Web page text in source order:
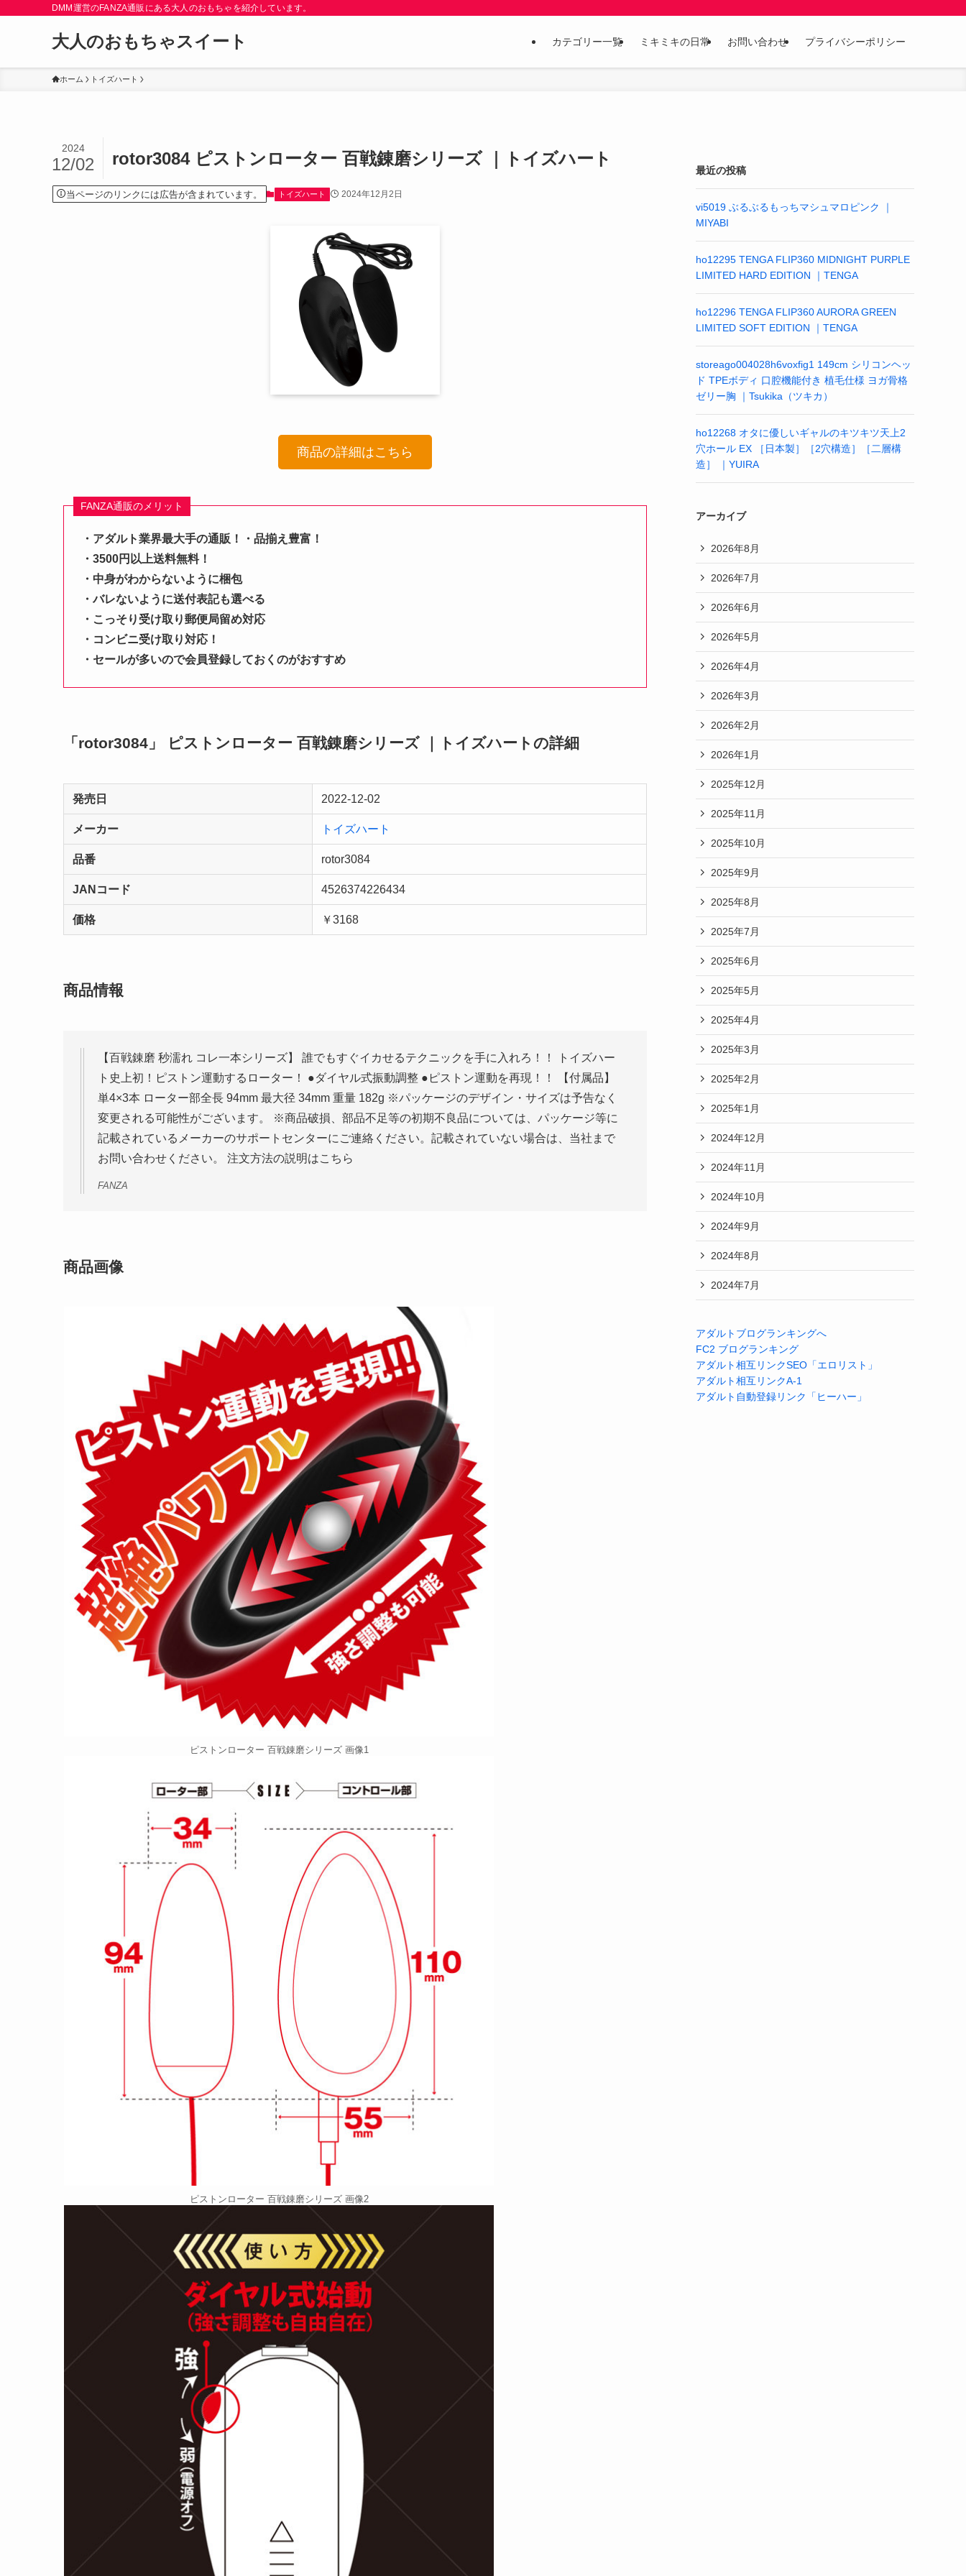
DMM運営のFANZA通販にある大人のおもちゃを紹介しています。
大人のおもちゃスイート カテゴリー一覧 ミキミキの日常 お問い合わせ プライバシーポリシー
ホーム トイズハート
rotor3084 ピストンローター 百戦錬磨シリーズ ｜トイズハート
2024
12/02
当ページのリンクには広告が含まれています。 トイズハート 2024年12月2日
商品の詳細はこちら
FANZA通販のメリット
・アダルト業界最大手の通販！・品揃え豊富！
・3500円以上送料無料！
・中身がわからないように梱包
・バレないように送付表記も選べる
・こっそり受け取り郵便局留め対応
・コンビニ受け取り対応！
・セールが多いので会員登録しておくのがおすすめ
「rotor3084」 ピストンローター 百戦錬磨シリーズ ｜トイズハートの詳細
発売日 2022-12-02
メーカー トイズハート
品番 rotor3084
JANコード 4526374226434
価格 ￥3168
商品情報
【百戦錬磨 秒濡れ コレ一本シリーズ】 誰でもすぐイカせるテクニックを手に入れろ！！ トイズハー
ト史上初！ピストン運動するローター！ ●ダイヤル式振動調整 ●ピストン運動を再現！！ 【付属品】
単4×3本 ローター部全長 94mm 最大径 34mm 重量 182g ※パッケージのデザイン・サイズは予告なく
変更される可能性がございます。 ※商品破損、部品不足等の初期不良品については、パッケージ等に
記載されているメーカーのサポートセンターにご連絡ください。記載されていない場合は、当社まで
お問い合わせください。 注文方法の説明はこちら
FANZA
商品画像
ピストンローター 百戦錬磨シリーズ 画像1
ピストンローター 百戦錬磨シリーズ 画像2
最近の投稿
vi5019 ぶるぶるもっちマシュマロピンク ｜
MIYABI
ho12295 TENGA FLIP360 MIDNIGHT PURPLE
LIMITED HARD EDITION ｜TENGA
ho12296 TENGA FLIP360 AURORA GREEN
LIMITED SOFT EDITION ｜TENGA
storeago004028h6voxfig1 149cm シリコンヘッ
ド TPEボディ 口腔機能付き 植毛仕様 ヨガ骨格
ゼリー胸 ｜Tsukika（ツキカ）
ho12268 オタに優しいギャルのキツキツ天上2
穴ホール EX ［日本製］［2穴構造］［二層構
造］ ｜YUIRA
アーカイブ
2026年8月
2026年7月
2026年6月
2026年5月
2026年4月
2026年3月
2026年2月
2026年1月
2025年12月
2025年11月
2025年10月
2025年9月
2025年8月
2025年7月
2025年6月
2025年5月
2025年4月
2025年3月
2025年2月
2025年1月
2024年12月
2024年11月
2024年10月
2024年9月
2024年8月
2024年7月
アダルトブログランキングへ
FC2 ブログランキング
アダルト相互リンクSEO「エロリスト」
アダルト相互リンクA-1
アダルト自動登録リンク「ヒーハー」